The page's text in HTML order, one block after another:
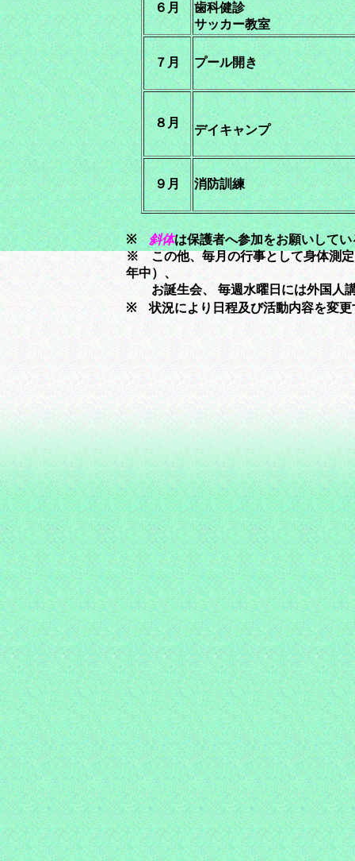
６月
歯科健診
サッカー教室
７月 プール開き
８月
デイキャンプ
９月 消防訓練
※斜体は保護者へ参加をお願いして
※ この他、毎月の行事として身体測定
年中）、
お誕生会、 毎週水曜日には外国人講
※ 状況により日程及び活動内容を変